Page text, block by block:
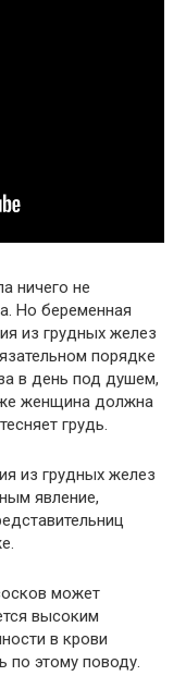
ничего не
Но беременная
из грудных желез
порядке
в день под душем,
женщина должна
грудь.
из грудных желез
явление,
может
высоким
в крови
по этому поводу.